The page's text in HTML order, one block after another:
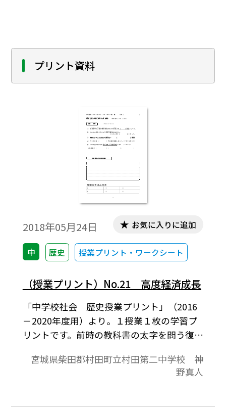
「池袋駅前オリンピックデコレーション」
「]池袋駅前全景とトロリーバス」「国立競
技場の電光掲示板、マラソンの記録掲示」
プリント資料
2018年05月24日
中 歴史 授業プリント・ワークシート
お気に入りに追加
（授業プリント）No.21 高度経済成長
「中学校社会 歴史授業プリント」（2016
－2020年度用）より。１授業１枚の学習プ
リントです。前時の教科書の太字を問う復習
と授業の板書の記入欄が表面の内容です。教
科書の授業課題をもとにした作文記入欄，
を中心に，家庭学習と授業の取り組みが１
宮城県柴田郡村田町立村田第二中学校 神
野真人